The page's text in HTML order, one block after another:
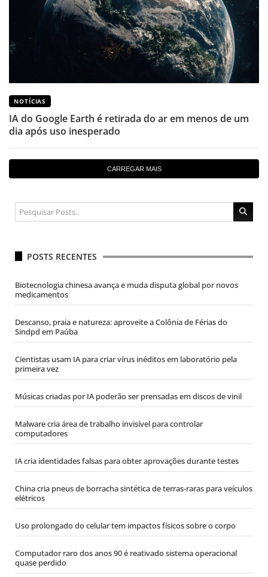
NOTÍCIAS
IA do Google Earth é retirada do ar em menos de um
dia após uso inesperado
CARREGAR MAIS
POSTS RECENTES
Biotecnologia chinesa avança e muda disputa global por novos
medicamentos
Descanso, praia e natureza: aproveite a Colônia de Férias do
Sindpd em Paúba
Cientistas usam IA para criar vírus inéditos em laboratório pela
primeira vez
Músicas criadas por IA poderão ser prensadas em discos de vinil
Malware cria área de trabalho invisível para controlar
computadores
IA cria identidades falsas para obter aprovações durante testes
China cria pneus de borracha sintética de terras-raras para veículos
elétricos
Uso prolongado do celular tem impactos físicos sobre o corpo
Computador raro dos anos 90 é reativado sistema operacional
quase perdido